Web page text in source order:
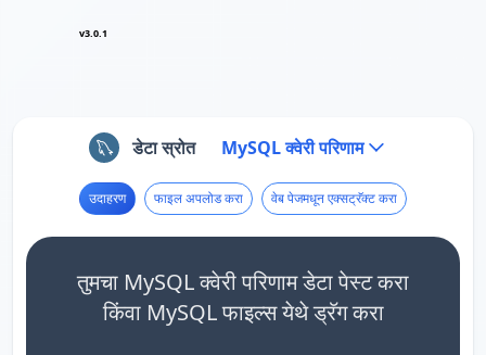
v3.0.1
डेटा स्रोत MySQL क्वेरी परिणाम
उदाहरण फाइल अपलोड करा वेब पेजमधून एक्सट्रॅक्ट करा
तुमचा MySQL क्वेरी परिणाम डेटा पेस्ट करा
किंवा MySQL फाइल्स येथे ड्रॅग करा